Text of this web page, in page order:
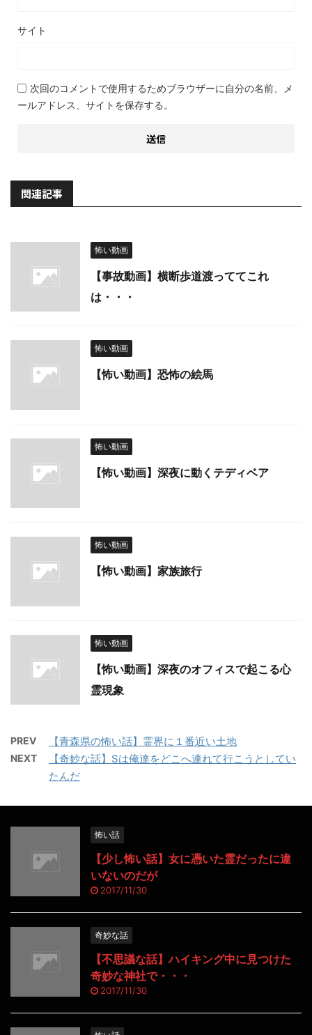
サイト
次回のコメントで使用するためブラウザーに自分の名前、メ
ールアドレス、サイトを保存する。
関連記事
怖い動画
【事故動画】横断歩道渡っててこれ
は・・・
怖い動画
【怖い動画】恐怖の絵馬
怖い動画
【怖い動画】深夜に動くテディベア
怖い動画
【怖い動画】家族旅行
怖い動画
【怖い動画】深夜のオフィスで起こる心
霊現象
PREV 【青森県の怖い話】霊界に１番近い土地
NEXT
【奇妙な話】Sは俺達をどこへ連れて行こうとしてい
たんだ
怖い話
【少し怖い話】女に憑いた霊だったに違
いないのだが
2017/11/30
奇妙な話
【不思議な話】ハイキング中に見つけた
奇妙な神社で・・・
2017/11/30